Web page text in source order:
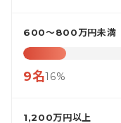
600〜800万円未満
9名16%
1,200万円以上